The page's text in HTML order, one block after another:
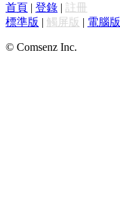
首頁 | 登錄 | 註冊
標準版 | 觸屏版 | 電腦版
© Comsenz Inc.